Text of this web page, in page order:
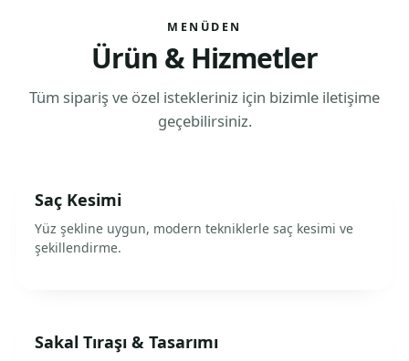
MENÜDEN
Ürün & Hizmetler
Tüm sipariş ve özel istekleriniz için bizimle iletişime
geçebilirsiniz.
Saç Kesimi
Yüz şekline uygun, modern tekniklerle saç kesimi ve
şekillendirme.
Sakal Tıraşı & Tasarımı